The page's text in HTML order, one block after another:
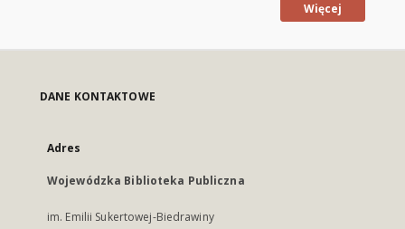
Więcej
DANE KONTAKTOWE
Adres
Wojewódzka Biblioteka Publiczna
im. Emilii Sukertowej-Biedrawiny